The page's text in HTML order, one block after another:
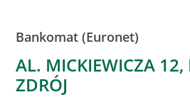
Bankomat (Euronet)
AL. MICKIEWICZA 12,
ZDRÓJ